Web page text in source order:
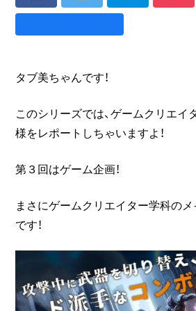
タブ美ちゃんです！
このシリーズでは、ゲームクリエイ
様をレポートしちゃいますよ！
第３回はゲーム企画！
まさにゲームクリエイター学科の
です！